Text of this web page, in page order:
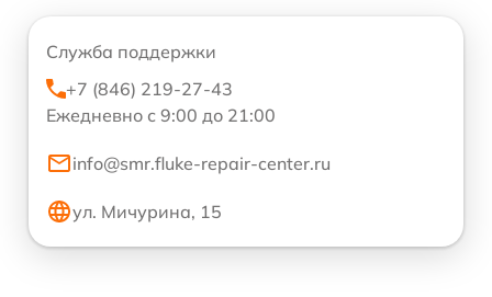
Служба поддержки
+7 (846) 219-27-43
Ежедневно с 9:00 до 21:00
info@smr.fluke-repair-center.ru
ул. Мичурина, 15